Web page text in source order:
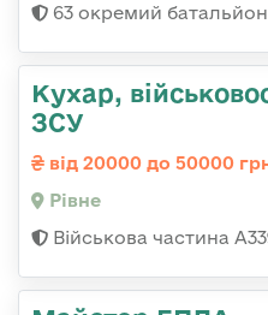
63 окремий
Кухар,
ЗСУ
від 20000 до 50000
Рівне
Військова частина